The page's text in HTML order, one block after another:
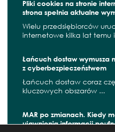
Pliki cookies na stronie
strona spełnia aktualne
Wielu przedsiębiorców
internetowe kilka lat temu
Łańcuch dostaw wymusza
z cyberbezpieczeństwem
Łańcuch dostaw coraz
kluczowych obszarów ...
MAR po zmianach. Kiedy
ujawnienia informacji